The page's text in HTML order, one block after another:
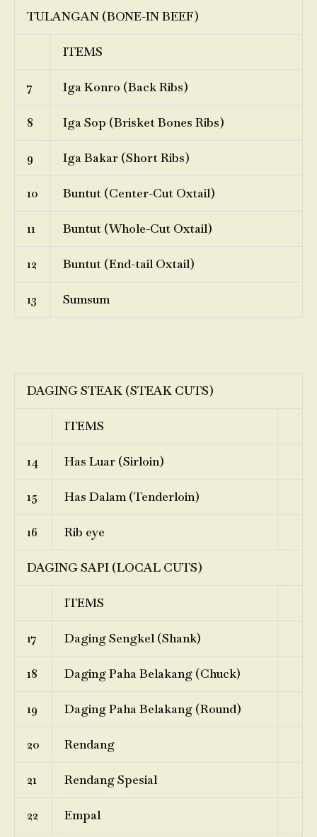
TULANGAN (BONE-IN BEEF)
ITEMS
7 Iga Konro (Back Ribs)
8 Iga Sop (Brisket Bones Ribs)
9 Iga Bakar (Short Ribs)
10 Buntut (Center-Cut Oxtail)
11 Buntut (Whole-Cut Oxtail)
12 Buntut (End-tail Oxtail)
13 Sumsum
DAGING STEAK (STEAK CUTS)
ITEMS
14 Has Luar (Sirloin)
15 Has Dalam (Tenderloin)
16 Rib eye
DAGING SAPI (LOCAL CUTS)
ITEMS
17 Daging Sengkel (Shank)
18 Daging Paha Belakang (Chuck)
19 Daging Paha Belakang (Round)
20 Rendang
21 Rendang Spesial
22 Empal